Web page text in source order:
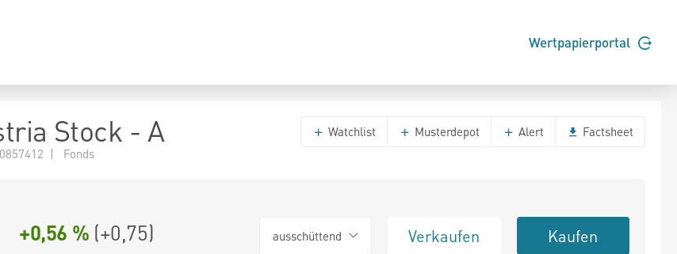
Wertpapierportal
Stock - A
| Fonds
Watchlist Musterdepot Alert Factsheet
+0,56 % (+0,75) ausschüttend Verkaufen Kaufen